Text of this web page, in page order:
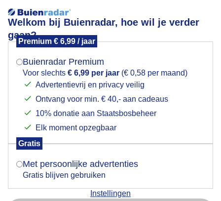
Welkom bij Buienradar, hoe wil je verder
gaan?
Premium € 6,99 / jaar
Buienradar Premium
Voor slechts € 6,99 per jaar (€ 0,58 per maand)
Advertentievrij en privacy veilig
Ontvang voor min. € 40,- aan cadeaus
10% donatie aan Staatsbosbeheer
Elk moment opzegbaar
Gratis
Met persoonlijke advertenties
Gratis blijven gebruiken
Instellingen
Grijs en heiig
Mogen we je locatie gebruiken voor het
Indien je hier nog geen akkoord op hebt gegeven,
verschijnt er zo een pop-up uit je browser waarin
Is goed, toon de popup
Nu niet, misschien later